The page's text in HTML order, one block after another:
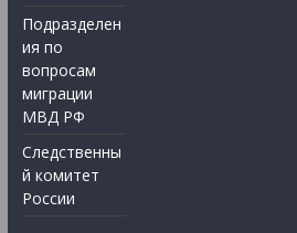
Подразделен
ия по
вопросам
миграции
МВД РФ
Следственны
й комитет
России